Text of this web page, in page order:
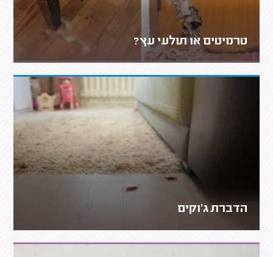
טרמיטים או תולעי עץ?
הדברת ג'וקים